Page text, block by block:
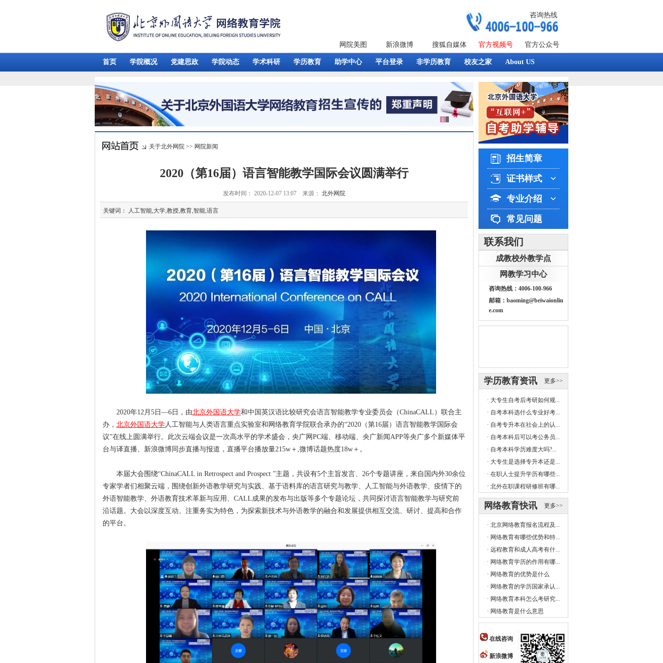
咨询热线
网院美图 新浪微博 搜狐自媒体 官方视频号 官方公众号
首页 学院概况 党建思政 学院动态 学术科研 学历教育 助学中心 平台登录 非学历教育 校友之家 About US
关于北外网院 >> 网院新闻
2020（第16届）语言智能教学国际会议圆满举行
发布时间： 2020-12-07 13:07 来源： 北外网院
关键词： 人工智能,大学,教授,教育,智能,语言
2020年12月5日—6日，由北京外国语大学和中国英汉语比较研究会语言智能教学专业委员会（ChinaCALL）联合主
办， 北京外国语大学 人工智能与人类语言重点实验室和网络教育学院联合承办的“2020（第16届）语言智能教学国际会
议”在线上圆满举行。此次云端会议是一次高水平的学术盛会，央广网PC端、移动端、央广新闻APP等央广多个新媒体平
台与译直播、新浪微博同步直播与报道，直播平台播放量215w＋,微博话题热度18w＋。
本届大会围绕“ChinaCALL in Retrospect and Prospect ”主题，共设有5个主旨发言、26个专题讲座，来自国内外30余位
专家学者们相聚云端，围绕创新外语教学研究与实践、基于语料库的语言研究与教学、人工智能与外语教学、疫情下的
外语智能教学、外语教育技术革新与应用、CALL成果的发布与出版等多个专题论坛，共同探讨语言智能教学与研究前
沿话题。大会以深度互动、注重务实为特色，为探索新技术与外语教学的融合和发展提供相互交流、研讨、提高和合作
的平台。
招生简章
证书样式
专业介绍
常见问题
联系我们
成教校外教学点
网教学习中心
咨询热线：4006-100-966
邮箱：baoming@beiwaionlin
e.com
更多>>
学历教育资讯
· 大专生自考后考研如何规...
· 自考本科选什么专业好考...
· 自考专升本在社会上的认...
· 自考本科后可以考公务员...
· 自考本科学历难度大吗?...
· 大专生是选择专升本还是...
· 在职人士提升学历有哪些...
· 北外在职课程研修班有哪...
更多>>
网络教育快讯
· 北京网络教育报名流程及...
· 网络教育有哪些优势和特...
· 远程教育和成人高考有什...
· 网络教育学历的作用有哪...
· 网络教育的优势是什么
· 网络教育的学历国家承认...
· 网络教育本科怎么考研究...
· 网络教育是什么意思
在线咨询
新浪微博